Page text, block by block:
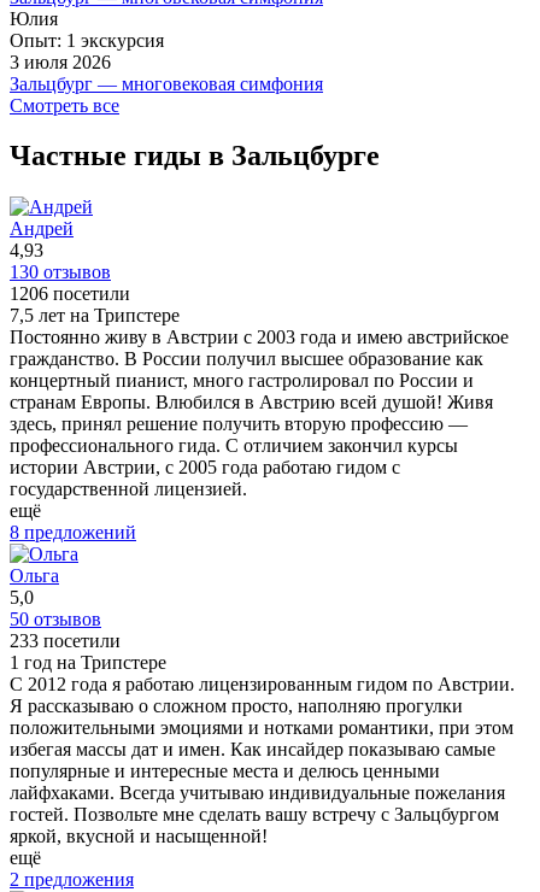
ещё
Получили массу незабываемых положительных эмоций.
Отдельно хочется сказать об Ольге - когда когда встретились
с ней впервые - было ощущение, что знакомы с ней много
лет)) Сразу нашла подход к детям, расположила к себе с
первой минуты. Чувствуется профессионализм,
незаметно и получилось даже что немного вышли за
регламент (столько было интересной информации)). Кроме
того, Ольга еще порекомендовала много различных
локаций на остальное время путешествия и посоветовала
как до них добраться. Спасибо Вам еще раз!! Всем
рекомендую!
ещё
Ольга очень профессиональный гид и исключительно
приятный и душеано теплый человек. Вся информация
подавалась в хорошо восприимчевой форме, без какого либа
перегруза с учетом индивидуальных потребностей. Ольга
открыла нам Зальцбург с очень интересной и необычной
ещё
Юлия
Опыт: 1 экскурсия
3 июля 2026
Зальцбург — многовековая симфония
Спасибо большое Ольге за экскурсию!Время пролетело
увлеченно рассказала нам историю города Зальцбург.Она
интеллектуал и просто хороший человек.Наша дочь была в
восторге от рассказа и чудесного города.Огромное
Спасибо!
ещё
Смотреть все
Частные гиды в Зальцбурге
Андрей
4,93
130 отзывов
1206 посетили
7,5 лет на Трипстере
Постоянно живу в Австрии с 2003 года и имею австрийское
гражданство. В России получил высшее образование как
концертный пианист, много гастролировал по России и
странам Европы. Влюбился в Австрию всей душой! Живя
здесь, принял решение получить вторую профессию —
профессионального гида. С отличием закончил курсы
истории Австрии, с 2005 года работаю гидом с
государственной лицензией.
ещё
8 предложений
Ольга
5,0
50 отзывов
233 посетили
1 год на Трипстере
С 2012 года я работаю лицензированным гидом по Австрии.
Я рассказываю о сложном просто, наполняю прогулки
положительными эмоциями и нотками романтики, при этом
избегая массы дат и имен. Как инсайдер показываю самые
популярные и интересные места и делюсь ценными
лайфхаками. Всегда учитываю индивидуальные пожелания
гостей. Позвольте мне сделать вашу встречу с Зальцбургом
яркой, вкусной и насыщенной!
ещё
2 предложения